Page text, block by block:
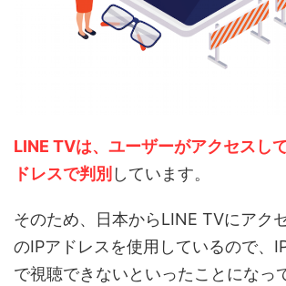
LINE TVは、ユーザーがアクセスし
ドレスで判別 しています。
そのため、日本からLINE TVにアク
のIPアドレスを使用しているので、
で視聴できないといったことになっ